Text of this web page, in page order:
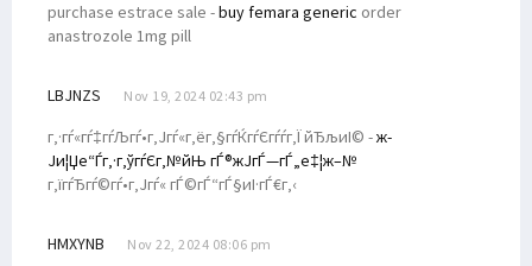
purchase estrace sale -buy femara generic order
anastrozole 1mg pill
LBJNZS Nov 19, 2024 02:43 pm
г‚·гѓ«гѓ‡гѓЉгѓ•г‚Јгѓ«г‚ёг‚§гѓЌгѓЄгѓѓг‚Ї йЂљиІ© -ж­
Ји¦Џе“Ѓг‚·г‚ўгѓЄг‚№йЊ гЃ®ж­ЈгЃ—гЃ„е‡¦ж–№
г‚їгѓЂгѓ©гѓ•г‚Јгѓ« гЃ©гЃ“гЃ§иІ·гЃ€г‚‹
HMXYNB Nov 22, 2024 08:06 pm